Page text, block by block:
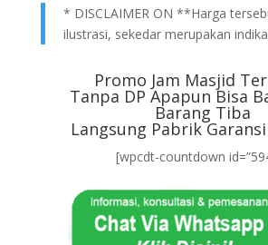
* DISCLAIMER ON **Harga
ilustrasi, sekedar merupakan
Promo Jam Masjid
Tanpa DP Apapun Bisa
Barang Tiba
Langsung Pabrik
[wpcdt-countdown